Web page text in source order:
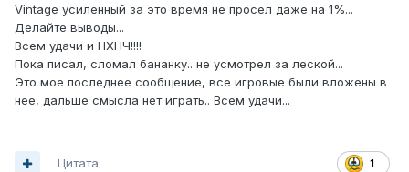
Vintage усиленный за это время не просел даже на 1%...
Делайте выводы...
Всем удачи и НХНЧ!!!!
Пока писал, сломал бананку.. не усмотрел за леской...
Это мое последнее сообщение, все игровые были вложены в
нее, дальше смысла нет играть.. Всем удачи...
1
Цитата